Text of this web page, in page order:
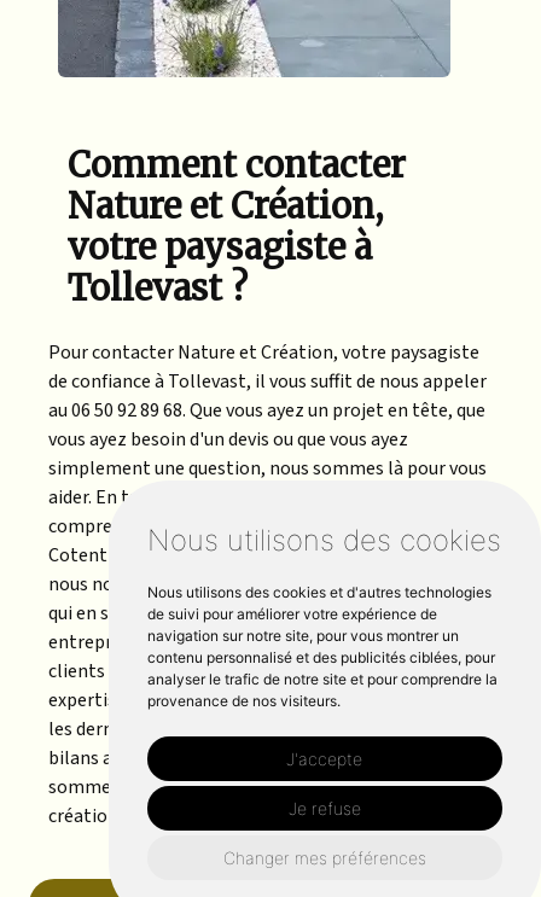
Nous utilisons des cookies
Nous utilisons des cookies et d'autres technologies
de suivi pour améliorer votre expérience de
navigation sur notre site, pour vous montrer un
contenu personnalisé et des publicités ciblées, pour
analyser le trafic de notre site et pour comprendre la
provenance de nos visiteurs.
J'accepte
Je refuse
Changer mes préférences
Comment contacter
Nature et Création,
votre paysagiste à
Tollevast ?
Pour contacter Nature et Création, votre paysagiste
de confiance à Tollevast, il vous suffit de nous appeler
au 06 50 92 89 68. Que vous ayez un projet en tête, que
vous ayez besoin d'un devis ou que vous ayez
simplement une question, nous sommes là pour vous
aider. En tant que professionnels expérimentés, nous
comprenons les besoins uniques des résidents du
Cotentin en matière d'aménagement paysager et
nous nous efforçons de créer des jardins enchanteurs
qui en sont le reflet. Le taux de solvabilité de notre
entreprise et les commentaires positifs de nos
clients en disent long sur notre fiabilité et notre
expertise. Restez à jour avec notre entrée RCS pour
les dernières nouvelles de l'entreprise, y compris les
bilans annuels et l'historique de la dette. Nous
sommes impatients de transformer vos paysages en
créations époustouflantes.